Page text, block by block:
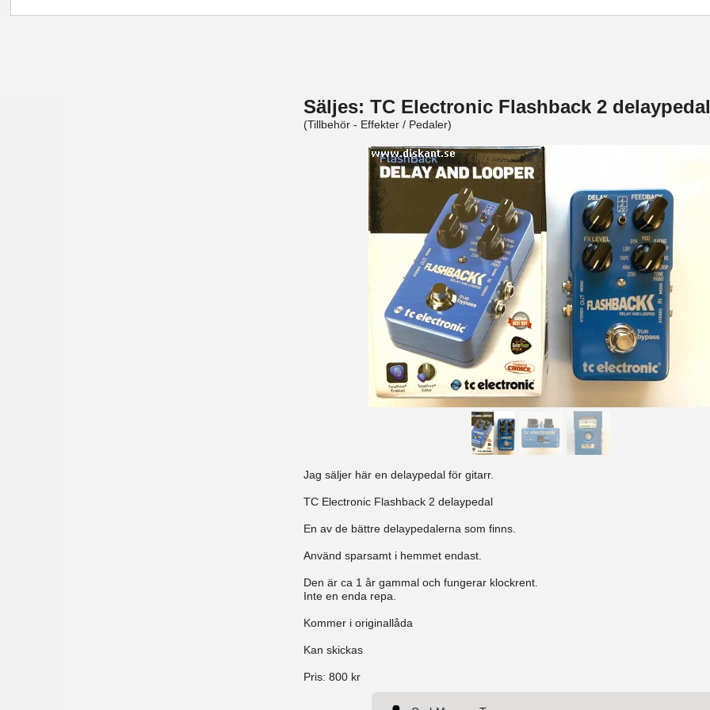
Säljes: TC Electronic Flashback 2
(Tillbehör - Effekter / Pedaler)
Jag säljer här en delaypedal för gitarr.
TC Electronic Flashback 2 delaypedal
En av de bättre delaypedalerna som finns.
Använd sparsamt i hemmet endast.
Den är ca 1 år gammal och fungerar klockrent.
Inte en enda repa.
Kommer i originallåda
Kan skickas
Pris:800 kr